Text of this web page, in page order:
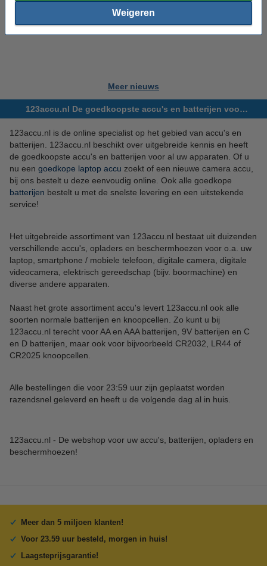
Weigeren
Meer nieuws
123accu.nl De goedkoopste accu's en batterijen voor elk apparaat!
123accu.nl is de online specialist op het gebied van accu's en
batterijen. 123accu.nl beschikt over uitgebreide kennis en heeft
de goedkoopste accu's en batterijen voor al uw apparaten. Of u
nu een goedkope laptop accu zoekt of een nieuwe camera accu,
bij ons bestelt u deze eenvoudig online. Ook alle goedkope
batterijen bestelt u met de snelste levering en een uitstekende
service!
Het uitgebreide assortiment van 123accu.nl bestaat uit duizenden
verschillende accu's, opladers en beschermhoezen voor o.a. uw
laptop, smartphone / mobiele telefoon, digitale camera, digitale
videocamera, elektrisch gereedschap (bijv. boormachine) en
diverse andere apparaten.
Naast het grote assortiment accu's levert 123accu.nl ook alle
soorten normale batterijen en knoopcellen. Zo kunt u bij
123accu.nl terecht voor AA en AAA batterijen, 9V batterijen en C
en D batterijen, maar ook voor bijvoorbeeld CR2032, LR44 of
CR2025 knoopcellen.
Alle bestellingen die voor 23:59 uur zijn geplaatst worden
razendsnel geleverd en heeft u de volgende dag al in huis.
123accu.nl - De webshop voor uw accu's, batterijen, opladers en
beschermhoezen!
Meer dan 5 miljoen klanten!
Voor 23.59 uur besteld, morgen in huis!
Laagsteprijsgarantie!